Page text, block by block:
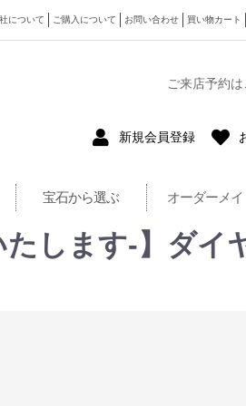
について ご購入について お問い合わせ 買い物カート
ご来店予約
新規会員登録
宝石から選ぶ オーダーメイ
たします-】ダイ